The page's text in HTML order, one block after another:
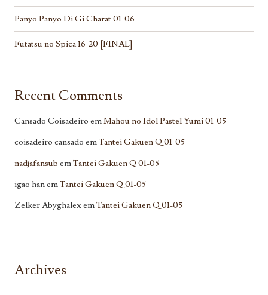
Panyo Panyo Di Gi Charat 01-06
Futatsu no Spica 16-20 [FINAL]
Recent Comments
Cansado Coisadeiro emMahou no Idol Pastel Yumi 01-05
coisadeiro cansado emTantei Gakuen Q 01-05
nadjafansub emTantei Gakuen Q 01-05
igao hanemTantei Gakuen Q 01-05
Zelker AbyghalexemTantei Gakuen Q 01-05
Archives